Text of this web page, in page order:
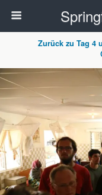
Zurück zu Tag 4